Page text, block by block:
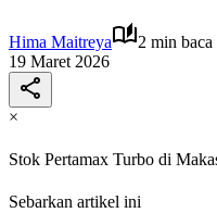
Hima Maitreya
2 min baca
19 Maret 2026
×
Stok Pertamax Turbo di
Sebarkan artikel ini